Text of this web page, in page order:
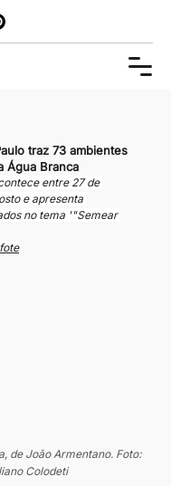
traz 73 ambientes
Água Branca
entre 27 de
e apresenta
no tema '"Semear
de João Armentano. Foto:
Colodeti